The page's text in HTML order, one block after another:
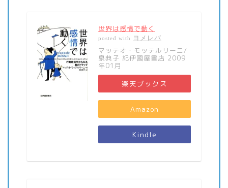
世界は感情で動く
posted with ヨメレバ
マッテオ・モッテルリーニ/
泉典子 紀伊國屋書店 2009
年01月
楽天ブックス
Amazon
Kindle